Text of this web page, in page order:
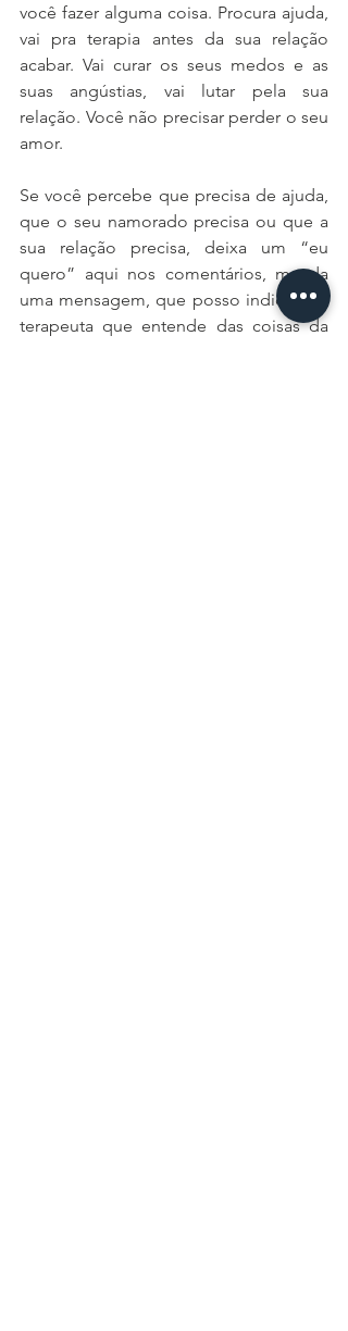
você fazer alguma coisa. Procura ajuda,
vai pra terapia antes da sua relação
acabar. Vai curar os seus medos e as
suas angústias, vai lutar pela sua
relação. Você não precisar perder o seu
amor.
Se você percebe que precisa de ajuda,
que o seu namorado precisa ou que a
sua relação precisa, deixa um “eu
quero” aqui nos comentários, manda
uma mensagem, que posso indicar um
terapeuta que entende das coisas da